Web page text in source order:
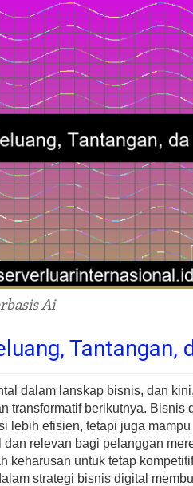
Ai
Tantangan,
dalam lanskap bisnis, dan kini,
transformatif berikutnya. Bisnis
lebih efisien, tetapi juga mampu
relevan bagi pelanggan
keharusan untuk tetap
strategi bisnis digital